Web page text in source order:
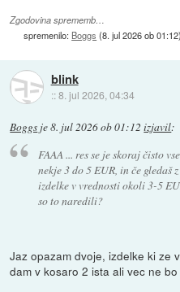
Zgodovina sprememb…
spremenilo: Boggs (8. jul 2026 ob 01:12)
blink
::8. jul 2026, 04:34
Boggs je8. jul 2026 ob 01:12 izjavil:
FAAA ... res se je skoraj čisto
nekje 3 do 5 EUR, in če gledaš
izdelke v vrednosti okoli 3-5
so to naredili?
Jaz opazam dvoje, izdelke ki ze
dam v kosaro 2 ista ali vec ne